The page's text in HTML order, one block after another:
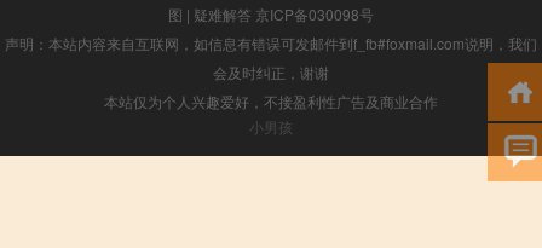
图 | 疑难解答 京ICP备030098号
声明：本站内容来自互联网，如信息有错误可发邮件到f_fb#foxmail.com说明，我们
会及时纠正，谢谢
本站仅为个人兴趣爱好，不接盈利性广告及商业合作
小男孩